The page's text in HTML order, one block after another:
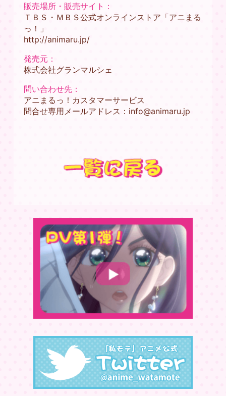
販売場所・販売サイト：
ＴＢＳ・ＭＢＳ公式オンラインストア「アニまる
っ！」
http://animaru.jp/
発売元：
株式会社グランマルシェ
問い合わせ先：
アニまるっ！カスタマーサービス
問合せ専用メールアドレス：info@animaru.jp